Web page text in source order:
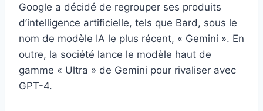
Google a décidé de regrouper ses produits
d’intelligence artificielle, tels que Bard, sous le
nom de modèle IA le plus récent, « Gemini ». En
outre, la société lance le modèle haut de
gamme « Ultra » de Gemini pour rivaliser avec
GPT-4.